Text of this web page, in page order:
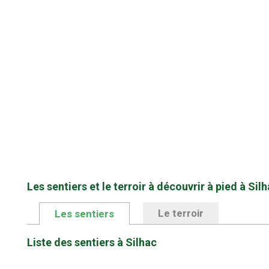
Les sentiers et le terroir à découvrir à pied à
Les sentiers Le terroir
Liste des sentiers à Silhac